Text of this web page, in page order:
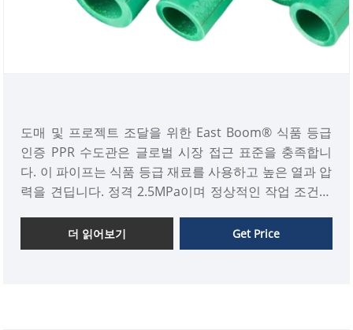
도매 및 프로젝트 조달을 위한 East Boom® 식품 등급
인증 PPR 수도관은 글로벌 시장 접근 표준을 충족합니
다. 이 파이프는 식품 등급 재료를 사용하고 높은 열과 압
력을 견딥니다. 정격 2.5MPa이며 정상적인 작업 조건에
축적에 강하고 안전하고 위생적이며 국제 식수 표준을
충족합니다.
더 읽어보기 Get Price